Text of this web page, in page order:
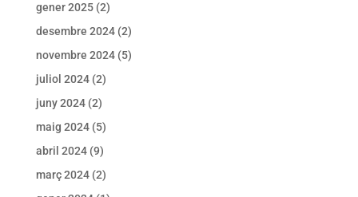
gener 2025(2)
desembre 2024(2)
novembre 2024(5)
juliol 2024(2)
juny 2024(2)
maig 2024(5)
abril 2024(9)
març 2024(2)